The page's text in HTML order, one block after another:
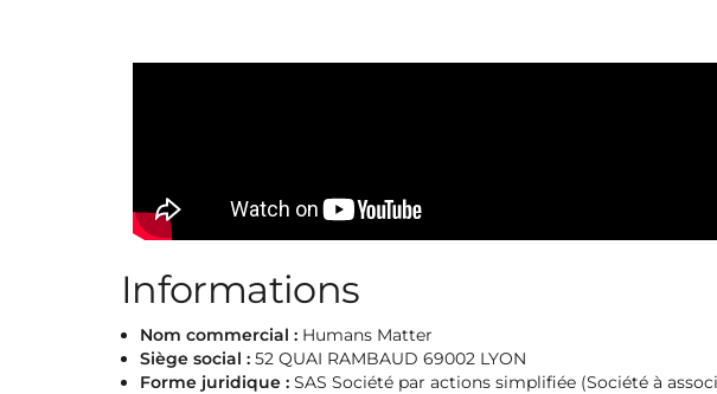
Informations
Nom commercial : Humans Matter
Siège social : 52 QUAI RAMBAUD 69002 LYON
Forme juridique : SAS Société par actions simplifiée (Société à